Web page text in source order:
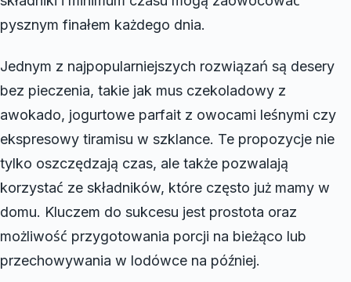
pysznym finałem każdego dnia.
Jednym z najpopularniejszych rozwiązań są desery
bez pieczenia, takie jak mus czekoladowy z
awokado, jogurtowe parfait z owocami leśnymi czy
ekspresowy tiramisu w szklance. Te propozycje nie
tylko oszczędzają czas, ale także pozwalają
korzystać ze składników, które często już mamy w
domu. Kluczem do sukcesu jest prostota oraz
możliwość przygotowania porcji na bieżąco lub
przechowywania w lodówce na później.